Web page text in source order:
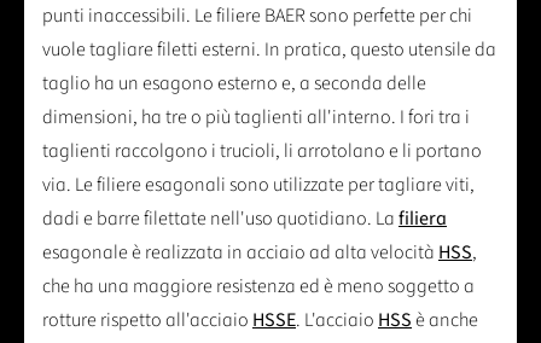
punti inaccessibili. Le filiere BAER sono perfette per chi
vuole tagliare filetti esterni. In pratica, questo utensile da
taglio ha un esagono esterno e, a seconda delle
dimensioni, ha tre o più taglienti all'interno. I fori tra i
taglienti raccolgono i trucioli, li arrotolano e li portano
via. Le filiere esagonali sono utilizzate per tagliare viti,
dadi e barre filettate nell'uso quotidiano. Lafiliera
esagonale è realizzata in acciaio ad alta velocità HSS,
che ha una maggiore resistenza ed è meno soggetto a
rotture rispetto all'acciaio HSSE. L'acciaio HSSè anche